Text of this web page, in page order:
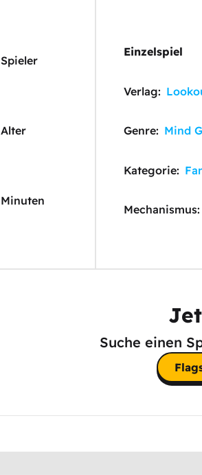
Spieler
Alter
Minuten
Einzelspiel
Verlag:
Genre: Mind
Kategorie:
Mechanismus:
Suche einen